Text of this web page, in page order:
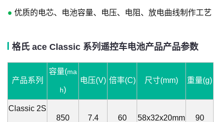
● 优质的电芯、电池容量、电压、电阻、放电曲线制作工艺
格氏 ace Classic 系列遥控车电池产品产品参数
产品系列
容量(ma
h)
电压(V) 倍率(C) 尺寸(mm) 重量(g)
Classic 2S
850 7.4 60 58x32x20mm 90